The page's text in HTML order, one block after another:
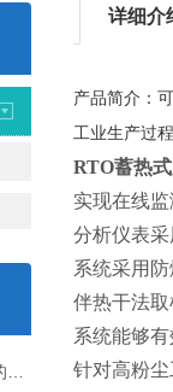
详细介
产品简介：
工业生产过
RTO蓄热
实现在线
分析仪表
系统采用
伴热干法
系统能够
针对高粉